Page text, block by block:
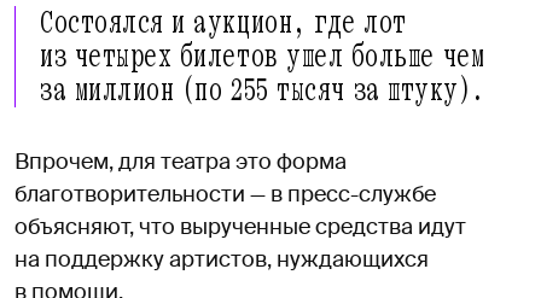
Состоялся и аукцион, где лот
из четырех билетов ушел больше чем
за миллион (по 255 тысяч за штуку).
Впрочем, для театра это форма
благотворительности — в пресс-службе
объясняют, что вырученные средства идут
на поддержку артистов, нуждающихся
в помощи.